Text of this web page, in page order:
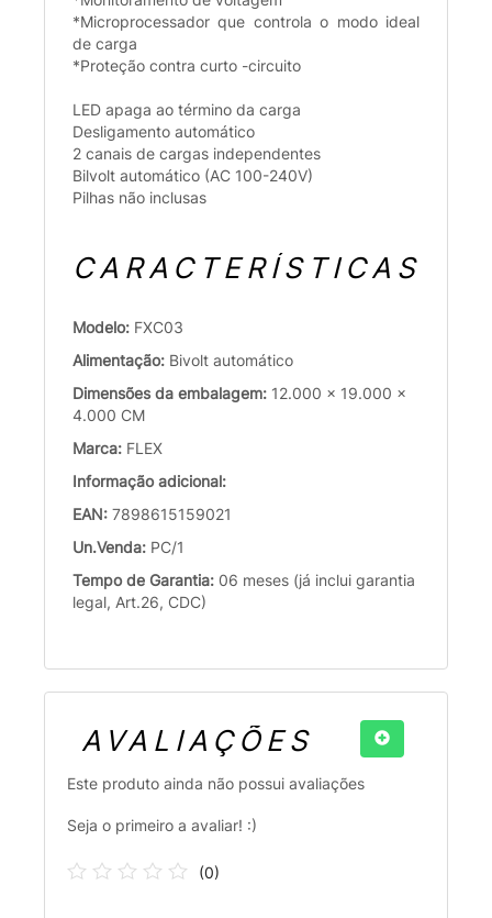
*Microprocessador que controla o modo ideal
de carga
*Proteção contra curto -circuito
LED apaga ao término da carga
Desligamento automático
2 canais de cargas independentes
Bilvolt automático (AC 100-240V)
Pilhas não inclusas
CARACTERÍSTICAS
Modelo: FXC03
Alimentação: Bivolt automático
Dimensões da embalagem: 12.000 x 19.000 x
4.000 CM
Marca: FLEX
Informação adicional:
EAN: 7898615159021
Un.Venda: PC/1
Tempo de Garantia: 06 meses (já inclui garantia
legal, Art.26, CDC)
AVALIAÇÕES
Este produto ainda não possui avaliações
Seja o primeiro a avaliar! :)
(0)